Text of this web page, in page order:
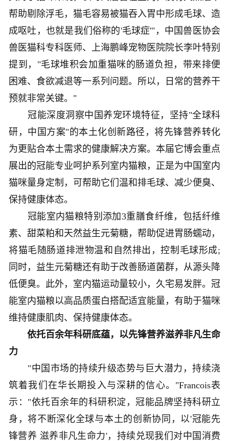
帮助剔除浮毛，猫毛容易被猫吞入胃中形成毛球、造
成呕吐，也就是我们俗称的'毛球症'"，中国兽医协会
兽医猫科专科医师、上海鹏峰宠物医院院长李叶特别
提到，"毛球堆积会加重猫咪的肠道负担，带来排便
困难、食欲减退等一系列问题。所以，日常的营养干
预就非常关键。"
冠能深度洞察中国养宠环境特征，坚持"全球科
研，中国方案"的本土化创新路径，将先锋营养转化
为更贴合本土需求的健康解决方案。本届它博会重点
展出的冠能专业呵护系列室内猫粮，正是为中国室内
猫咪量身定制，可帮助它们温和排毛球、减少便臭、
保持健康体态。
冠能室内猫粮特别添加3重膳食纤维，包括纤维
素、甜菜粕和天然益生元菊糖，帮助促进胃肠蠕动，
将猫毛随肠道排泄物温和自然排出，控制毛球形成;
同时，益生元菊糖还有助于改善肠道菌群，从源头降
低便臭。此外，室内猫运动量较小，久宅易发胖。冠
能室内猫粮以高品质蛋白搭配适宜能量，有助于猫咪
维持健康肌肉、保持健康体态。
依托百余年科研底蕴，以先锋营养滋养非凡生命
力
"中国市场的持续升级态势与巨大潜力，持续浇
筑着我们在华长期投入与深耕的信心。"Francois表
示："依托百余年的科研积淀，冠能品牌坚持科研立
身，将不断深化全球与本土的创新协同，以'冠能先
锋营养 滋养非凡生命力'，持续兑现我们对中国消费